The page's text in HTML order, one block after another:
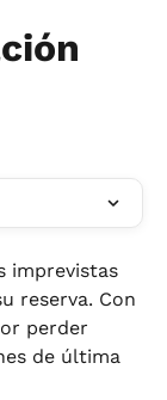
imprevistas
reserva. Con
perder
de última